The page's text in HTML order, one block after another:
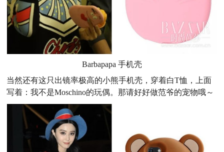
Barbapapa 手机壳
当然还有这只出镜率极高的小熊手机壳，穿着白T恤，上面
写着：我不是Moschino的玩偶。那请好好做范爷的宠物哦～